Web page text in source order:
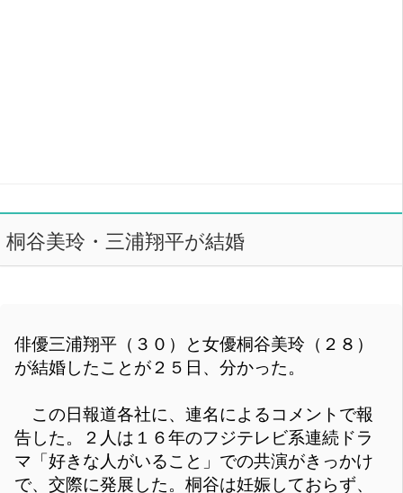
桐谷美玲・三浦翔平が結婚
俳優三浦翔平（３０）と女優桐谷美玲（２８）
が結婚したことが２５日、分かった。
この日報道各社に、連名によるコメントで報
告した。２人は１６年のフジテレビ系連続ドラ
マ「好きな人がいること」での共演がきっかけ
で、交際に発展した。桐谷は妊娠しておらず、